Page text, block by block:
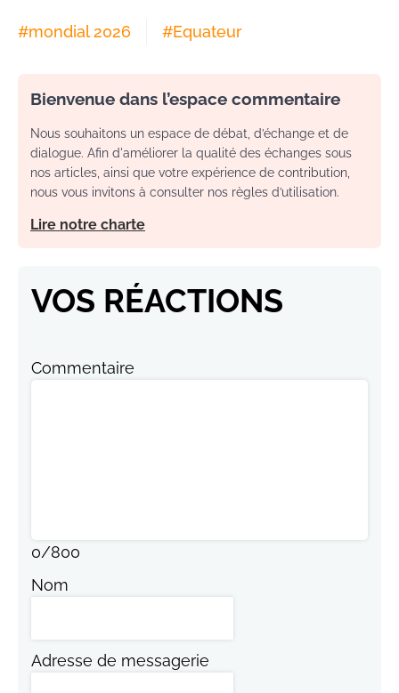
#mondial 2026 #Equateur
Bienvenue dans l’espace commentaire
Nous souhaitons un espace de débat, d’échange et de
dialogue. Afin d'améliorer la qualité des échanges sous
nos articles, ainsi que votre expérience de contribution,
nous vous invitons à consulter nos règles d’utilisation.
Lire notre charte
VOS RÉACTIONS
Commentaire
0/800
Nom
Adresse de messagerie